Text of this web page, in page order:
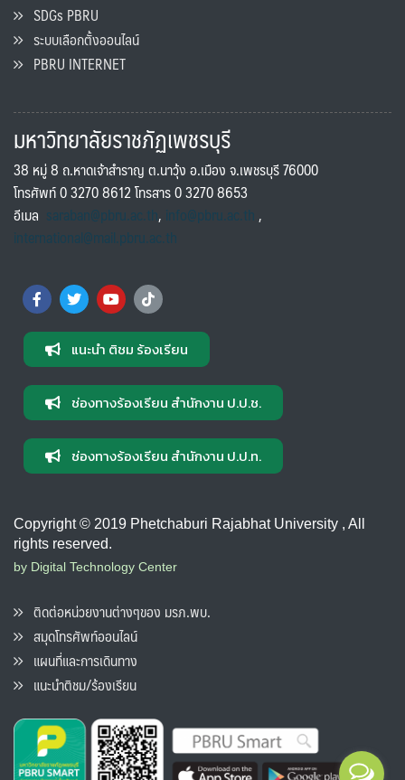
SDGs PBRU
ระบบเลือกตั้งออนไลน์
PBRU INTERNET
มหาวิทยาลัยราชภัฏเพชรบุรี
38 หมู่ 8 ถ.หาดเจ้าสำราญ ต.นาวุ้ง อ.เมือง จ.เพชรบุรี 76000
โทรศัพท์ 0 3270 8612 โทรสาร 0 3270 8653
อีเมล saraban@pbru.ac.th, info@pbru.ac.th,
international@mail.pbru.ac.th
แนะนำ ติชม ร้องเรียน
ช่องทางร้องเรียน สำนักงาน ป.ป.ช.
ช่องทางร้องเรียน สำนักงาน ป.ป.ท.
Copyright © 2019 Phetchaburi Rajabhat University , All
rights reserved.
by Digital Technology Center
ติดต่อหน่วยงานต่างๆของ มรภ.พบ.
สมุดโทรศัพท์ออนไลน์
แผนที่และการเดินทาง
แนะนำติชม/ร้องเรียน